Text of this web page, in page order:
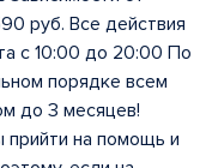
руб. Все действия
с 10:00 до 20:00 По
порядке всем
до 3 месяцев!
прийти на помощь и